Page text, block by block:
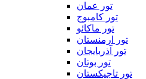
تور عمان
تور کامبوج
تور ماکائو
تور ارمنستان
تور آذربایجان
تور بوتان
تور تاجیکستان